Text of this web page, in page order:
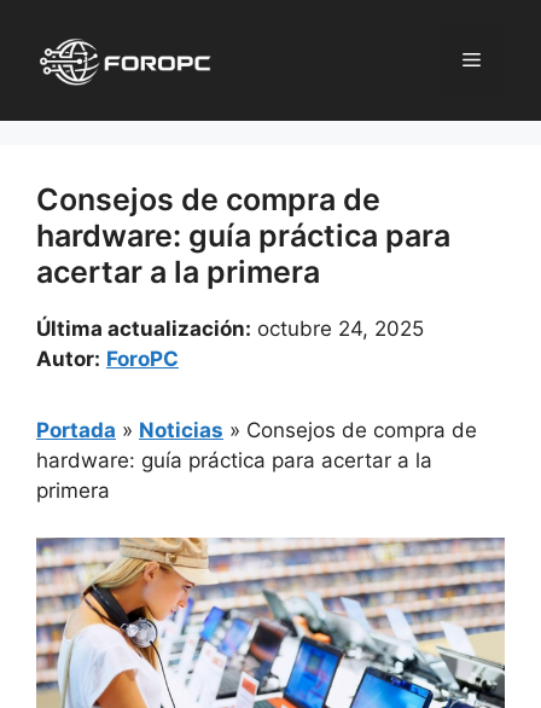
contenido
Menú
Consejos de compra de
hardware: guía práctica para
acertar a la primera
Última actualización: octubre 24, 2025
Autor: ForoPC
Portada » Noticias » Consejos de compra de
hardware: guía práctica para acertar a la
primera